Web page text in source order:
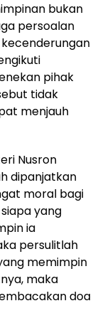
bukan
persoalan
pihak
tidak
menjauh
Nusron
dipanjatkan
moral bagi
yang
ia
persulitlah
memimpin
maka
doa